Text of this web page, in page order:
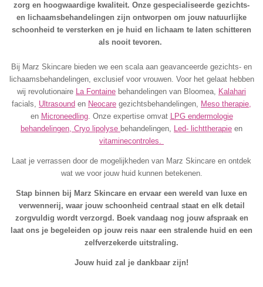
zorg en hoogwaardige kwaliteit. Onze gespecialiseerde gezichts-
en lichaamsbehandelingen zijn ontworpen om jouw natuurlijke
schoonheid te versterken en je huid en lichaam te laten schitteren
als nooit tevoren.
Bij Marz Skincare bieden we een scala aan geavanceerde gezichts- en
lichaamsbehandelingen, exclusief voor vrouwen. Voor het gelaat hebben
wij revolutionaire La Fontaine behandelingen van Bloomea, Kalahari
facials, Ultrasound en Neocare gezichtsbehandelingen, Meso therapie,
en Microneedling. Onze expertise omvat LPG endermologie
behandelingen, Cryo lipolyse behandelingen, Led- lichttherapie en
vitaminecontroles.
Laat je verrassen door de mogelijkheden van Marz Skincare en ontdek
wat we voor jouw huid kunnen betekenen.
Stap binnen bij Marz Skincare en ervaar een wereld van luxe en
verwennerij, waar jouw schoonheid centraal staat en elk detail
zorgvuldig wordt verzorgd. Boek vandaag nog jouw afspraak en
laat ons je begeleiden op jouw reis naar een stralende huid en een
zelfverzekerde uitstraling.
Jouw huid zal je dankbaar zijn!